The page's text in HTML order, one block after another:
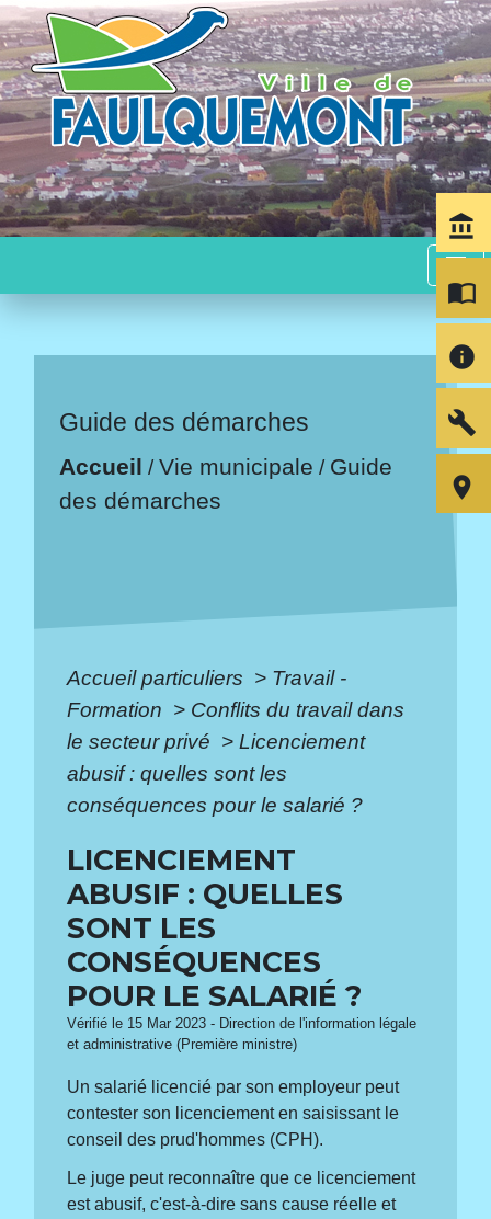
menu
Guide des démarches
Accueil /Vie municipale / Guide
des démarches
Accueil particuliers > Travail -
Formation > Conflits du travail dans
le secteur privé > Licenciement
abusif : quelles sont les
conséquences pour le salarié ?
LICENCIEMENT
ABUSIF : QUELLES
SONT LES
CONSÉQUENCES
POUR LE SALARIÉ ?
Vérifié le 15 Mar 2023 - Direction de l'information légale
et administrative (Première ministre)
Un salarié licencié par son employeur peut
contester son licenciement en saisissant le
conseil des prud'hommes (CPH).
Le juge peut reconnaître que ce licenciement
est abusif, c'est-à-dire sans cause réelle et
account_balance
import_contacts
info
build
room